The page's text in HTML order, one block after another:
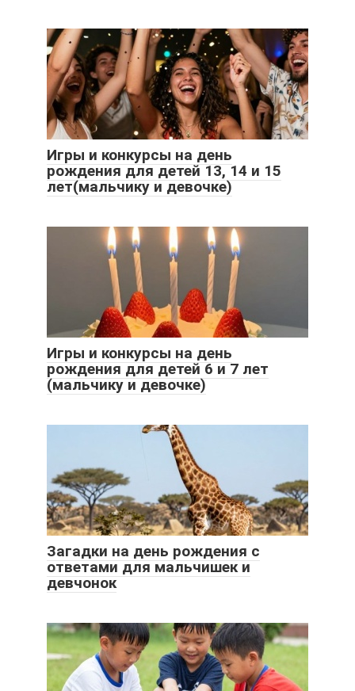
Игры и конкурсы на день
рождения для детей 13, 14 и 15
лет(мальчику и девочке)
Игры и конкурсы на день
рождения для детей 6 и 7 лет
(мальчику и девочке)
Загадки на день рождения с
ответами для мальчишек и
девчонок